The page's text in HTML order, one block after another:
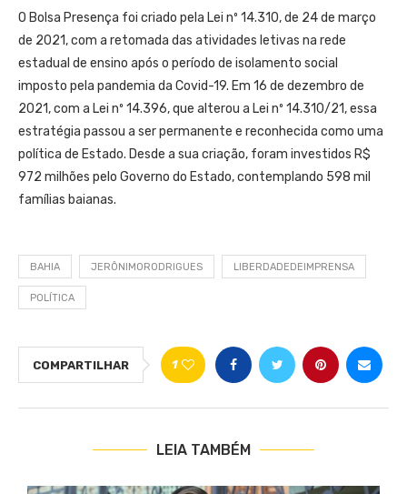
O Bolsa Presença foi criado pela Lei nº 14.310, de 24 de março
de 2021, com a retomada das atividades letivas na rede
estadual de ensino após o período de isolamento social
imposto pela pandemia da Covid-19. Em 16 de dezembro de
2021, com a Lei nº 14.396, que alterou a Lei nº 14.310/21, essa
estratégia passou a ser permanente e reconhecida como uma
política de Estado. Desde a sua criação, foram investidos R$
972 milhões pelo Governo do Estado, contemplando 598 mil
famílias baianas.
BAHIA JERÔNIMORODRIGUES LIBERDADEDEIMPRENSA
POLÍTICA
COMPARTILHAR 1
LEIA TAMBÉM